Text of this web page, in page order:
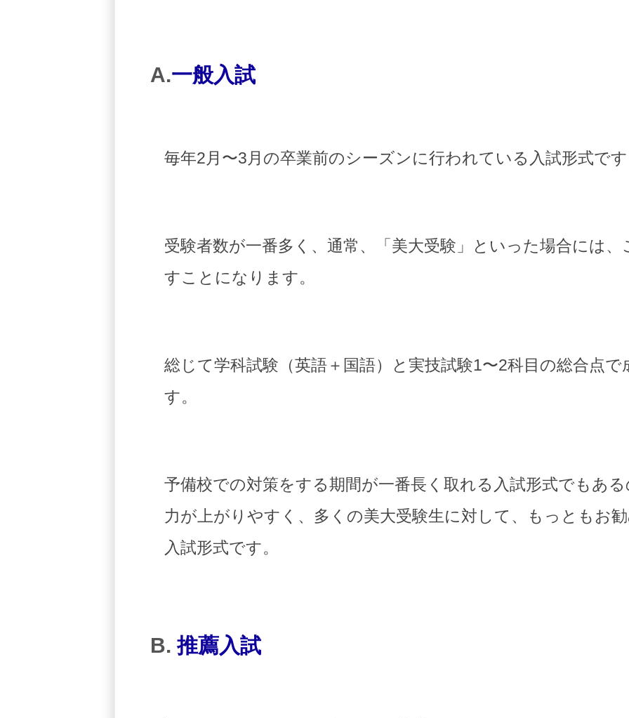
A.一般入試
毎年2月〜3月の卒業前のシーズンに行われている入試形式で
受験者数が一番多く、通常、「美大受験」といった場合には
すことになります。
総じて学科試験（英語＋国語）と実技試験1〜2科目の総合点
す。
予備校での対策をする期間が一番長く取れる入試形式でもあ
力が上がりやすく、多くの美大受験生に対して、もっともお
入試形式です。
B.推薦入試